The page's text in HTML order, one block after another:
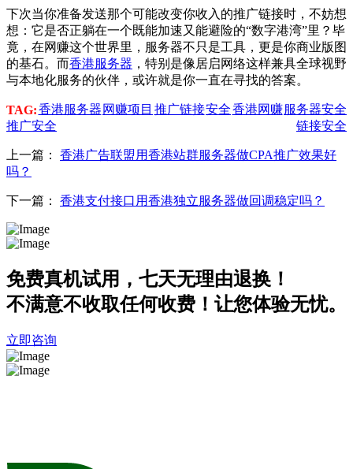
下次当你准备发送那个可能改变你收入的推广链接时，不妨想
想：它是否正躺在一个既能加速又能避险的“数字港湾”里？毕
竟，在网赚这个世界里，服务器不只是工具，更是你商业版图
的基石。而香港服务器 ，特别是像居启网络这样兼具全球视野
与本地化服务的伙伴，或许就是你一直在寻找的答案。
TAG:香港服务器 网赚项目 推广链接安全香港网赚服务器安全
推广安全
链接安全
上一篇： 香港广告联盟用香港站群服务器做CPA推广效果好
吗？
下一篇： 香港支付接口用香港独立服务器做回调稳定吗？
免费真机试用，七天无理由退换！
不满意不收取任何收费！让您体验无忧。
立即咨询